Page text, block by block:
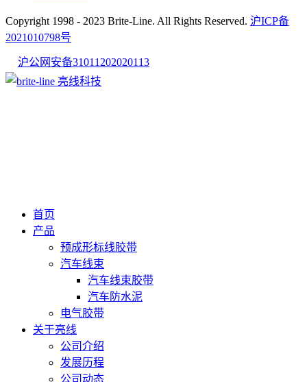
Copyright 1998 - 2023 Brite-Line. All Rights Reserved. 沪ICP备
2021010798号
沪公网安备31011202020113
首页
产品
预成形标线胶带
汽车线束
汽车线束胶带
汽车防水泥
电气胶带
关于亮线
公司介绍
发展历程
公司动态